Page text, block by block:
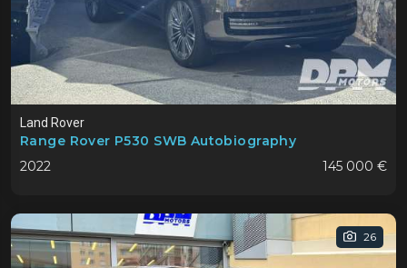
Land Rover
Range Rover P530 SWB Autobiography
2022
145 000 €
26